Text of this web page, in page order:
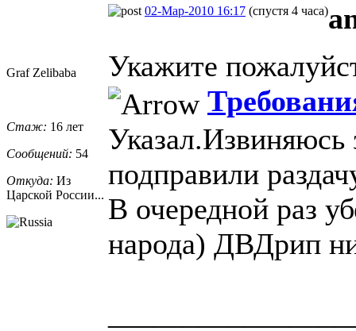
Graf Zelibaba
Стаж: 16 лет
Сообщений: 54
Откуда: Из
Царской России...
02-Мар-2010 16:17 (спустя 4 часа)
Укажите
Указал.Извиняюсь
подправили
В очередной раз
народа) ДВДрип